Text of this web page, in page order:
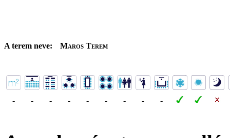
A terem neve: Maros Terem
- - - - - - - - -